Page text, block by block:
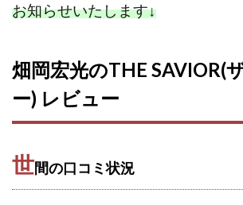
お知らせいたします↓
畑岡宏光のTHE SAVIOR(
ー) レビュー
世間の口コミ状況